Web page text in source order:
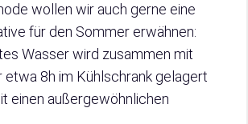
wollen wir auch gerne eine
für den Sommer erwähnen:
Wasser wird zusammen mit
8h im Kühlschrank gelagert
einen außergewöhnlichen